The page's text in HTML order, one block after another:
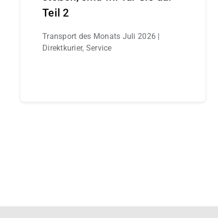
Teil 2
Transport des Monats Juli 2026 |
Direktkurier, Service